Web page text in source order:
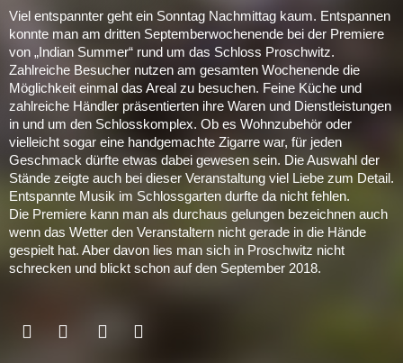
Viel entspannter geht ein Sonntag Nachmittag kaum. Entspannen
konnte man am dritten Septemberwochenende bei der Premiere
von „Indian Summer“ rund um das Schloss Proschwitz.
Zahlreiche Besucher nutzen am gesamten Wochenende die
Möglichkeit einmal das Areal zu besuchen. Feine Küche und
zahlreiche Händler präsentierten ihre Waren und Dienstleistungen
in und um den Schlosskomplex. Ob es Wohnzubehör oder
vielleicht sogar eine handgemachte Zigarre war, für jeden
Geschmack dürfte etwas dabei gewesen sein. Die Auswahl der
Stände zeigte auch bei dieser Veranstaltung viel Liebe zum Detail.
Entspannte Musik im Schlossgarten durfte da nicht fehlen.
Die Premiere kann man als durchaus gelungen bezeichnen auch
wenn das Wetter den Veranstaltern nicht gerade in die Hände
gespielt hat. Aber davon lies man sich in Proschwitz nicht
schrecken und blickt schon auf den September 2018.